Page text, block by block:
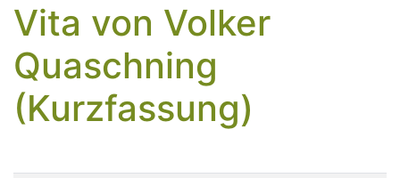
Vita von Volker
Quaschning
(Kurzfassung)